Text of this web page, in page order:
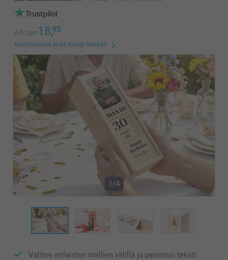
Alkaen18,95
toimituskulut eivät sisälly hintaan
1/4
Valitse erilaisten mallien välillä ja personoi teksti